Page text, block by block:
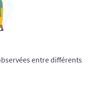
entre différents